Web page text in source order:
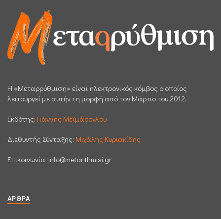
H «Μεταρρύθμιση» είναι ηλεκτρονικός κόμβος ο οποίος
λειτουργεί με αυτήν τη μορφή από τον Μάρτιο του 2012.
Εκδότης: Γιάννης Μεϊμάρογλου
Διεθυντής Σύνταξης: Μιχάλης Κυριακίδης
Επικοινωνία: info@metarithmisi.gr
ΆΡΘΡΑ